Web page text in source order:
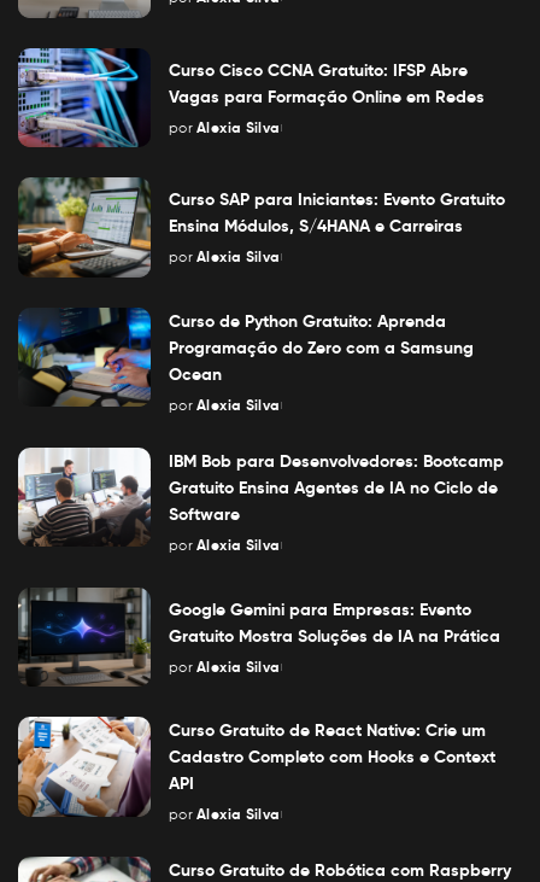
Posted
Curso Cisco CCNA Gratuito: IFSP Abre
Vagas para Formação Online em Redes
Posted
por Alexia Silva
Curso SAP para Iniciantes: Evento Gratuito
Ensina Módulos, S/4HANA e Carreiras
Posted
por Alexia Silva
Curso de Python Gratuito: Aprenda
Programação do Zero com a Samsung
Ocean
Posted
por Alexia Silva
IBM Bob para Desenvolvedores: Bootcamp
Gratuito Ensina Agentes de IA no Ciclo de
Software
Posted
por Alexia Silva
Google Gemini para Empresas: Evento
Gratuito Mostra Soluções de IA na Prática
Posted
por Alexia Silva
Curso Gratuito de React Native: Crie um
Cadastro Completo com Hooks e Context
API
Posted
por Alexia Silva
Curso Gratuito de Robótica com Raspberry